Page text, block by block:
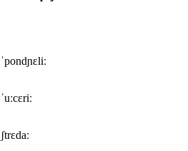
ˈpondɲɛliː
ˈuːcɛriː
ʃtrɛdaː